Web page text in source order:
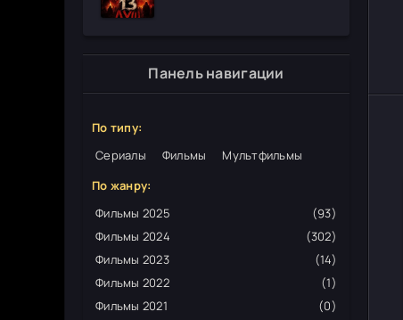
Панель навигации
По типу:
Сериалы
Фильмы
Мультфильмы
По жанру:
Фильмы 2025
(93)
Фильмы 2024
(302)
Фильмы 2023
(14)
Фильмы 2022
(1)
Фильмы 2021
(0)